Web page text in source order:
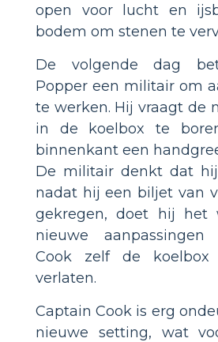
open voor lucht en
bodem om stenen te
De volgende dag
Popper een militair om
te werken. Hij vraagt de
in de koelbox te
binnenkant een
De militair denkt dat
nadat hij een biljet van
gekregen, doet hij het
nieuwe
Cook zelf de koelbox
verlaten.
Captain Cook is erg
nieuwe setting, wat